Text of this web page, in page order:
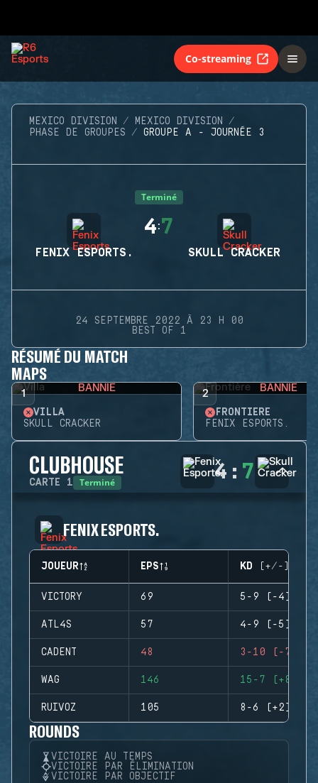
Co-streaming
MEXICO DIVISION
MEXICO DIVISION
PHASE DE GROUPES
GROUPE A - JOURNÉE 3
Terminé
FENIX ESPORTS.
4:7
SKULL CRACKER
24 SEPTEMBRE 2022 À 23 H 00
BEST OF 1
RÉSUMÉ DU MATCH
MAPS
1 BANNIE
VILLA
SKULL CRACKER
2 BANNIE
FRONTIÈRE
FENIX ESPORTS.
CLUBHOUSE
CARTE 1 Terminé 4 : 7
FENIX ESPORTS.
JOUEUR EPS KD (+/-)
VICTORY 69 5-9 (-4)
ATL4S 57 4-9 (-5)
CADENT 48 3-10 (-7)
WAG 146 15-7 (+8)
RUIVOZ 105 8-6 (+2)
ROUNDS
VICTOIRE AU TEMPS
VICTOIRE PAR ÉLIMINATION
VICTOIRE PAR OBJECTIF